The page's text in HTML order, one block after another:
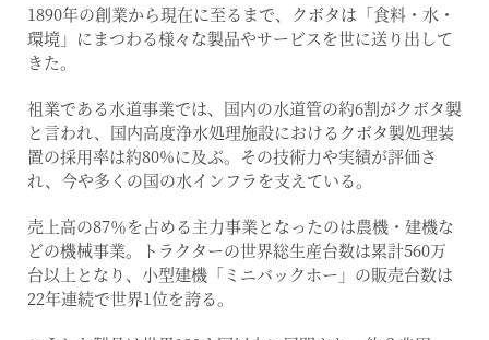
1890年の創業から現在に至るまで、クボタは「食料・水・
環境」にまつわる様々な製品やサービスを世に送り出して
きた。
祖業である水道事業では、国内の水道管の約6割がクボタ製
と言われ、国内高度浄水処理施設におけるクボタ製処理装
置の採用率は約80%に及ぶ。その技術力や実績が評価さ
れ、今や多くの国の水インフラを支えている。
売上高の87％を占める主力事業となったのは農機・建機な
どの機械事業。トラクターの世界総生産台数は累計560万
台以上となり、小型建機「ミニバックホー」の販売台数は
22年連続で世界1位を誇る。